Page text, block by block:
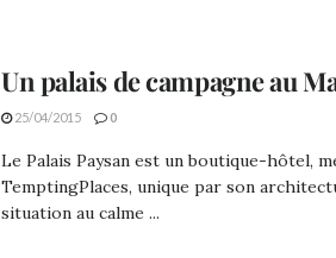
Un palais de campagne au
25/04/2015 0
Le Palais Paysan est un boutique-hôtel,
TemptingPlaces, unique par son
situation au calme ...